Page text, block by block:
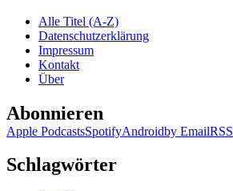
Alle Titel (A-Z)
Datenschutzerklärung
Impressum
Kontakt
Über
Abonnieren
Apple PodcastsSpotifyAndroidby EmailRSS
Schlagwörter